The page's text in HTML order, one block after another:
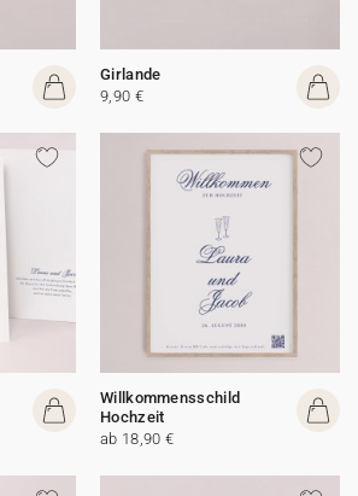
Girlande
9,90 €
Willkommensschild
Hochzeit
ab 18,90 €